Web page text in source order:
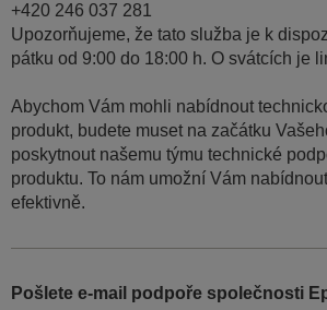
+420 246 037 281
Upozorňujeme, že tato služba je k
pátku od 9:00 do 18:00 h. O svátcích je
Abychom Vám mohli nabídnout
produkt, budete muset na začátku
poskytnout našemu týmu technické
produktu. To nám umožní Vám
efektivně.
Pošlete e-mail podpoře společnosti